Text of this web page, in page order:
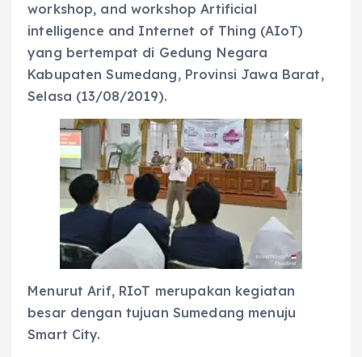
workshop, and workshop Artificial
intelligence and Internet of Thing (AIoT)
yang bertempat di Gedung Negara
Kabupaten Sumedang, Provinsi Jawa Barat,
Selasa (13/08/2019).
Menurut Arif, RIoT merupakan kegiatan
besar dengan tujuan Sumedang menuju
Smart City.